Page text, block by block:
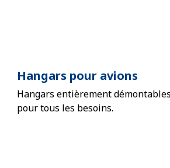
Hangars pour avions
Hangars entièrement
pour tous les besoins.